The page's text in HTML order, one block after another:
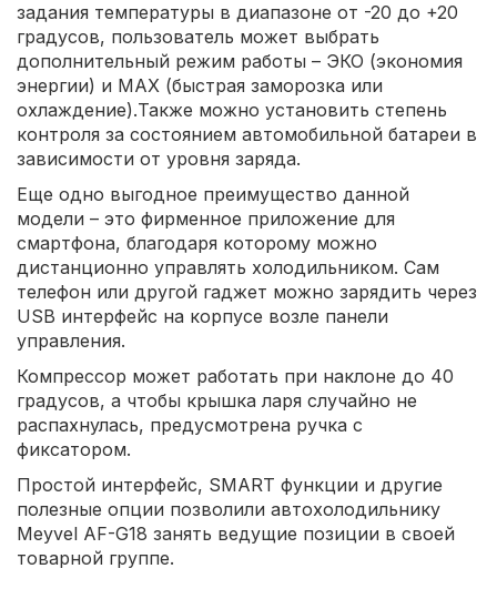
задания температуры в диапазоне от -20 до +20
градусов, пользователь может выбрать
дополнительный режим работы – ЭКО (экономия
энергии) и МАХ (быстрая заморозка или
охлаждение).Также можно установить степень
контроля за состоянием автомобильной батареи в
зависимости от уровня заряда.
Еще одно выгодное преимущество данной
модели – это фирменное приложение для
смартфона, благодаря которому можно
дистанционно управлять холодильником. Сам
телефон или другой гаджет можно зарядить через
USB интерфейс на корпусе возле панели
управления.
Компрессор может работать при наклоне до 40
градусов, а чтобы крышка ларя случайно не
распахнулась, предусмотрена ручка с
фиксатором.
Простой интерфейс, SMART функции и другие
полезные опции позволили автохолодильнику
Meyvel AF-G18 занять ведущие позиции в своей
товарной группе.